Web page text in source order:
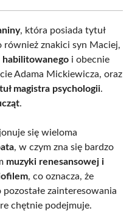
, która posiada tytuł
znakici syn Maciej,
habilitowanego i obecnie
Adama Mickiewicza, oraz
magistra psychologii.
.
się wieloma
, w czym zna się bardzo
muzyki renesansowej i
, co oznacza, że
zainteresowania
chętnie podejmuje.